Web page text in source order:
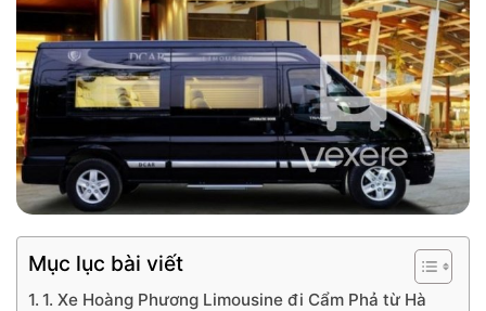
Mục lục bài viết
1. Xe Hoàng Phương Limousine đi Cẩm Phả từ Hà